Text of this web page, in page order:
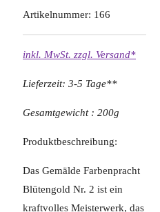
Artikelnummer: 166
inkl. MwSt. zzgl. Versand*
Lieferzeit: 3-5 Tage**
Gesamtgewicht : 200g
Produktbeschreibung:
Das Gemälde Farbenpracht
Blütengold Nr. 2 ist ein
kraftvolles Meisterwerk, das